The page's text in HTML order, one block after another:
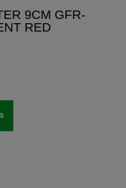
9CM GFR-
RED